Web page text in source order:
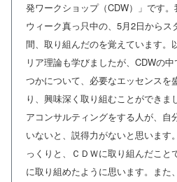
発ワークショップ（CDW）」です
ウィーク真っ只中の、5月2日からス
間、取り組んだのを覚えています。
リア理論も学びましたが、CDWの
つかについて、必要なエッセンスを
り、興味深く取り組むことができま
アコンサルティングをする人が、自
いないと、説得力がないと思います
っくりと、ＣＤＷに取り組んだこと
に取り組めたように思います。また